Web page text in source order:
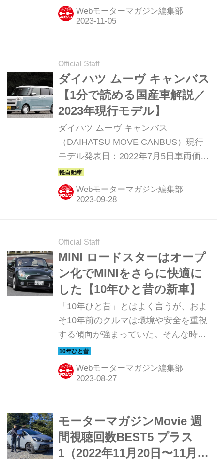
た。このコーナーでは直近1週間の視
聴ランキング ベスト5と、動画制作班
Webモーターマガジン編集部
Official Staff
ダイハツ ムーヴ キャンバス
【1分で読める国産車解説／
2023年現行モデル】
ダイハツ ムーヴ キャンバス
（DAIHATSU MOVE CANBUS）現行
モデル発表日：2022年7月5日車両価
格：149万6000円〜191万9500
Webモーターマガジン編集部
Official Staff
MINI ロードスターはオープ
ン化でMINIをさらに快適に
した【10年ひと昔の新車】
「10年ひと昔」とはよく言うが、およ
そ10年前のクルマは環境や安全を重視
する傾向が強まっていた。そんな時代
のニューモデル試乗記を当時の記事と
写真で紹介していこう。今回は、MINI
ロードスターだ。
Webモーターマガジン編集部
モーターマガジンMovie 週
間視聴回数BEST5 プラス
1（2022年11月20日〜11月26